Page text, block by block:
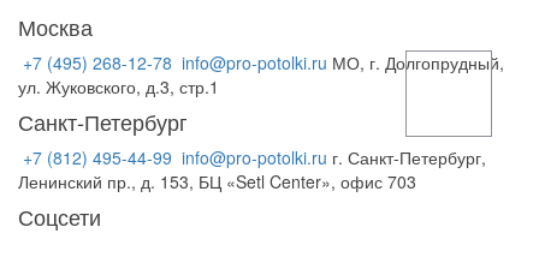
Москва
+7 (495) 268-12-78 info@pro-potolki.ru МО, г. Долгопрудный,
ул. Жуковского, д.3, стр.1
Санкт-Петербург
+7 (812) 495-44-99 info@pro-potolki.ru г. Санкт-Петербург,
Ленинский пр., д. 153, БЦ «Setl Center», офис 703
Соцсети